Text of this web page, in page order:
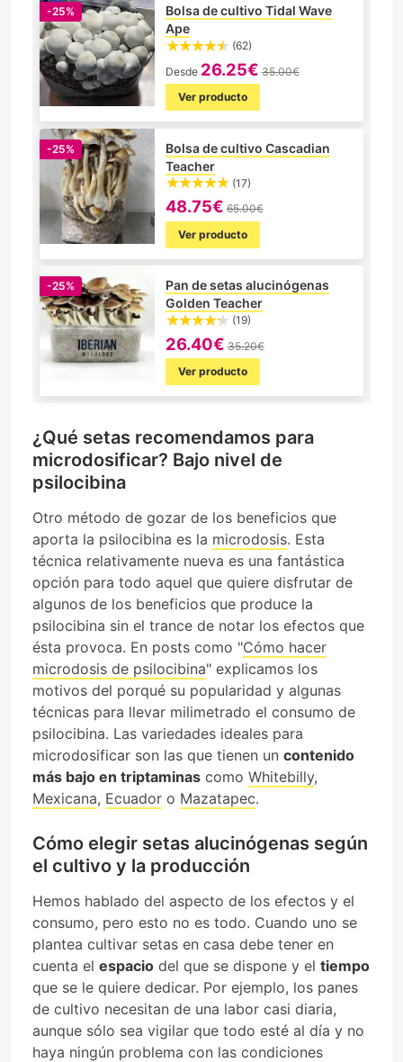
-25%
Bolsa de cultivo Tidal Wave
Ape
(62)
Desde 26.25€ 35.00€
Ver producto
-25%
Bolsa de cultivo Cascadian
Teacher
(17)
48.75€ 65.00€
Ver producto
-25%
Pan de setas alucinógenas
Golden Teacher
(19)
26.40€ 35.20€
Ver producto
¿Qué setas recomendamos para
microdosificar? Bajo nivel de
psilocibina
Otro método de gozar de los beneficios que
aporta la psilocibina es la microdosis. Esta
técnica relativamente nueva es una fantástica
opción para todo aquel que quiere disfrutar de
algunos de los beneficios que produce la
psilocibina sin el trance de notar los efectos que
ésta provoca. En posts como "Cómo hacer
microdosis de psilocibina" explicamos los
motivos del porqué su popularidad y algunas
técnicas para llevar milimetrado el consumo de
psilocibina. Las variedades ideales para
microdosificar son las que tienen un contenido
más bajo en triptaminas como Whitebilly,
Mexicana, Ecuador o Mazatapec.
Cómo elegir setas alucinógenas según
el cultivo y la producción
Hemos hablado del aspecto de los efectos y el
consumo, pero esto no es todo. Cuando uno se
plantea cultivar setas en casa debe tener en
cuenta el espacio del que se dispone y el tiempo
que se le quiere dedicar. Por ejemplo, los panes
de cultivo necesitan de una labor casi diaria,
aunque sólo sea vigilar que todo esté al día y no
haya ningún problema con las condiciones